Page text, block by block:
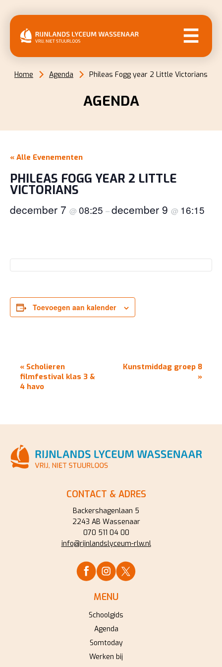
Home Agenda Phileas Fogg year 2 Little Victorians
AGENDA
« Alle Evenementen
PHILEAS FOGG YEAR 2 LITTLE
VICTORIANS
december 7 @ 08:25 –december 9 @ 16:15
Toevoegen aan kalender
EVENEMENT
NAVIGATIE
« Scholieren
filmfestival klas 3 &
4 havo
Kunstmiddag groep 8
»
CONTACT & ADRES
Backershagenlaan 5
2243 AB Wassenaar
070 511 04 00
info@rijnlandslyceum-rlw.nl
MENU
Schoolgids
Agenda
Somtoday
Werken bij